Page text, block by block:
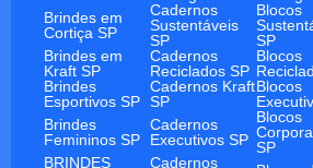
Brindes em
Cortiça SP
Cadernos
Sustentáveis
SP
Blocos
SP
Brindes em
Kraft SP
Cadernos
Reciclados SP
Blocos
Brindes
Esportivos SP
Cadernos Kraft
SP
Blocos
Brindes
Femininos SP
Cadernos
Executivos SP
Blocos
SP
BRINDES
Cadernos